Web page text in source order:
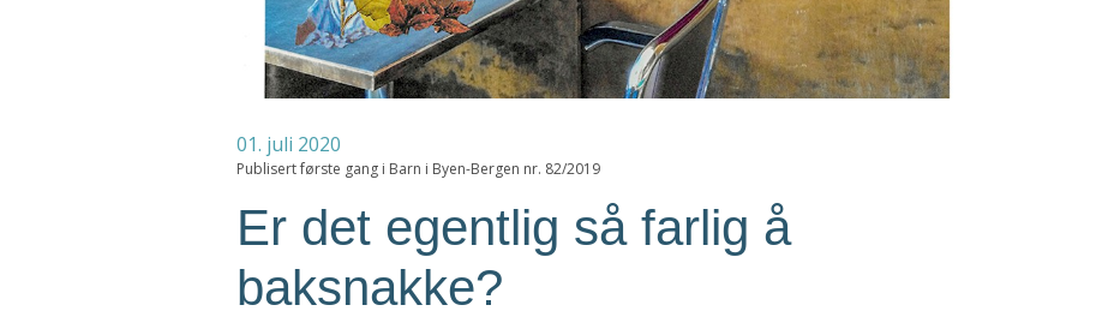
01. juli 2020
Publisert første gang i Barn i Byen-Bergen nr. 82/2019
Er det egentlig så farlig å
baksnakke?